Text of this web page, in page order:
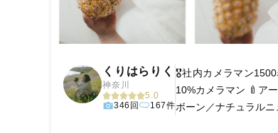
くりはらりく
神奈川
5.0
346回
167件
🎖️社内カメラマン
10%カメラマン 🍼ア
ボーン／ナチュラルニ